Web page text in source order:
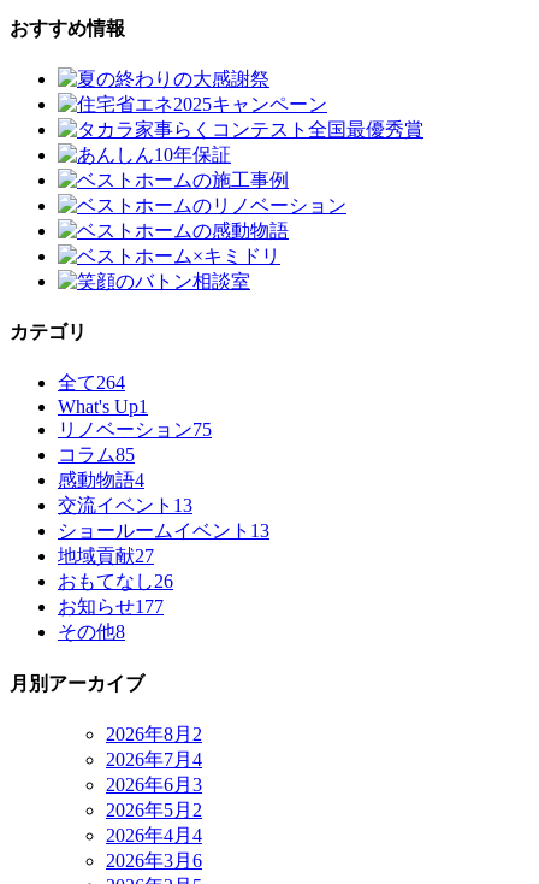
おすすめ情報
カテゴリ
全て264
What's Up1
リノベーション75
コラム85
感動物語4
交流イベント 13
ショールームイベント 13
地域貢献27
おもてなし26
お知らせ177
その他8
月別アーカイブ
2026年8月 2
2026年7月 4
2026年6月 3
2026年5月 2
2026年4月 4
2026年3月 6